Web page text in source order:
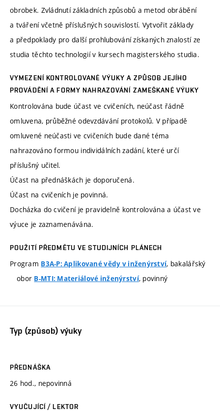
obrobek. Zvládnutí základních způsobů a metod obrábění
a tváření včetně příslušných souvislostí. Vytvořit základy
a předpoklady pro další prohlubování získaných znalostí ze
studia těchto technologií v kursech magisterského studia.
VYMEZENÍ KONTROLOVANÉ VÝUKY A ZPŮSOB JEJÍHO
PROVÁDĚNÍ A FORMY NAHRAZOVÁNÍ ZAMEŠKANÉ VÝUKY
Kontrolována bude účast ve cvičeních, neúčast řádně
omluvena, průběžné odevzdávání protokolů. V případě
omluvené neúčasti ve cvičeních bude dané téma
nahrazováno formou individálních zadání, které určí
příslušný učitel.
Účast na přednáškách je doporučená.
Účast na cvičeních je povinná.
Docházka do cvičení je pravidelně kontrolována a účast ve
výuce je zaznamenávána.
POUŽITÍ PŘEDMĚTU VE STUDIJNÍCH PLÁNECH
Program B3A-P: Aplikované vědy v inženýrství, bakalářský
obor B-MTI: Materiálové inženýrství, povinný
Typ (způsob) výuky
PŘEDNÁŠKA
26 hod., nepovinná
VYUČUJÍCÍ / LEKTOR